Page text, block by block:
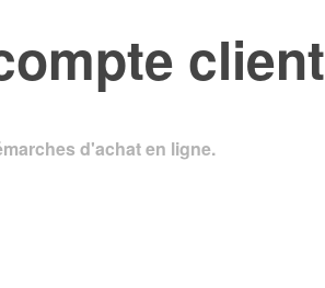
client
d'achat en ligne.